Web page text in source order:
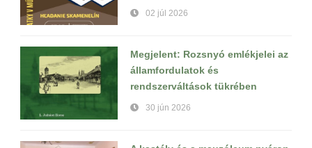
02 júl 2026
Megjelent: Rozsnyó emlékjelei az
államfordulatok és
rendszerváltások tükrében
30 jún 2026